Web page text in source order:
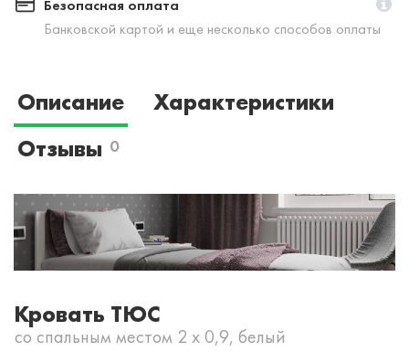
Безопасная оплата
Банковской картой и еще несколько способов оплаты
Описание
Характеристики
Отзывы 0
Кровать ТЮС
со спальным местом 2 х 0,9, белый